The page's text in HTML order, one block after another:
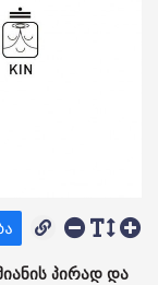
პირად და